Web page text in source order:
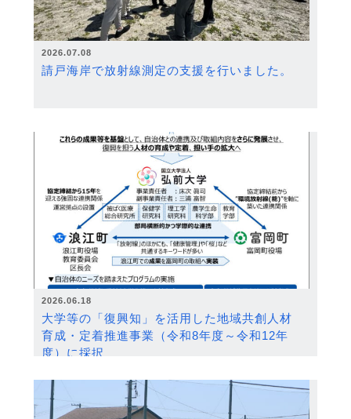
2026.07.08
請戸海岸で放射線測定の支援を行いました。
2026.06.18
大学等の「復興知」を活用した地域共創人材
育成・定着推進事業（令和8年度～令和12年
度）に採択